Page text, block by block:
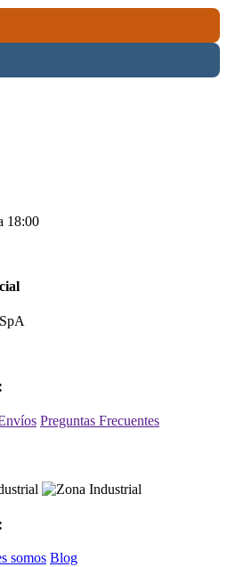
18:00
Preguntas Frecuentes
somos Blog